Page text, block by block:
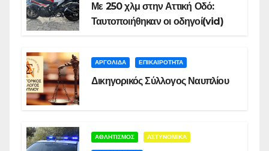
Με 250 χλμ στην Αττική Οδό:
Ταυτοποιήθηκαν οι οδηγοί(vid)
ΑΡΓΟΛΙΔΑ ΕΠΙΚΑΙΡΟΤΗΤΑ
Δικηγορικός Σύλλογος Ναυπλίου
ΑΘΛΗΤΙΣΜΟΣ ΑΣΤΥΝΟΜΙΚΑ